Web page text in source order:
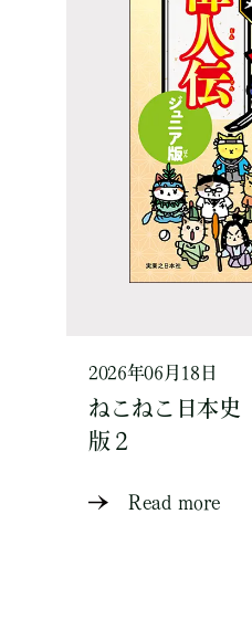
2026年06月18日
ねこねこ日本
版２
Read more